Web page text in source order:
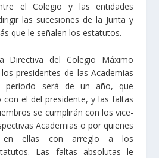
el Colegio y las entidades
las sucesiones de la Junta y
que le señalen los estatutos.
Directiva del Colegio Máximo
presidentes de las Academias
período será de un año, que
el del presidente, y las faltas
se cumplirán con los vice-
Academias o por quienes
en ellas con arreglo a los
Las faltas absolutas le